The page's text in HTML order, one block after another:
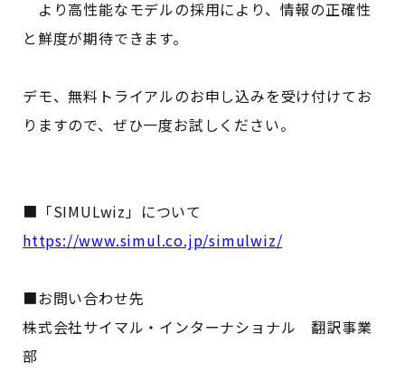
より高性能なモデルの採用により、情報の正確性
と鮮度が期待できます。
デモ、無料トライアルのお申し込みを受け付けてお
りますので、ぜひ一度お試しください。
■「SIMULwiz」について
https://www.simul.co.jp/simulwiz/
■お問い合わせ先
株式会社サイマル・インターナショナル 翻訳事業
部